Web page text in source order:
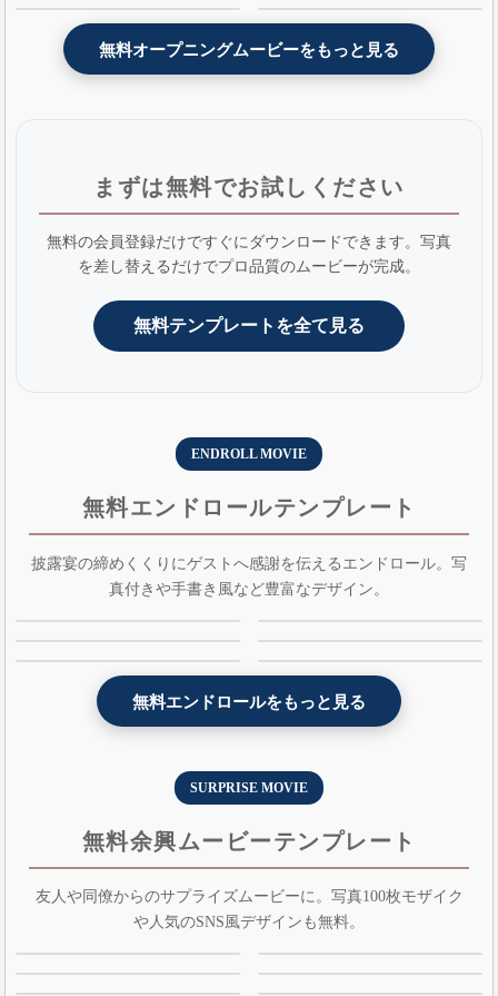
- AE版
無料オープニングムービーをもっと見る
まずは無料でお試しください
無料の会員登録だけですぐにダウンロードできます。写真
を差し替えるだけでプロ品質のムービーが完成。
無料テンプレートを全て見る
ENDROLL MOVIE
無料エンドロールテンプレート
披露宴の締めくくりにゲストへ感謝を伝えるエンドロール。写
真付きや手書き風など豊富なデザイン。
光のランタンエンドロールムービー
版
インスタ風エンドロールムービーテ
無料版
黒板風エンドロールムービーテンプ
光の粒エンドロールムービーテンプ
レトロ風エンドロールムービーテン
コルク風エンドロールムービーテン
無料エンドロールをもっと見る
SURPRISE MOVIE
無料余興ムービーテンプレート
友人や同僚からのサプライズムービーに。写真100枚モザイク
や人気のSNS風デザインも無料。
余興お祝いムービー[レトロ風] -
黒板 - プレゼント余興ムービーテン
青空3D - プレゼント余興ムービーテ
料版
余興お祝いムービー[雪と氷の魔法] -
余興お祝いムービー[Tiktok風] -
余興お祝いムービー[インスタ風] -